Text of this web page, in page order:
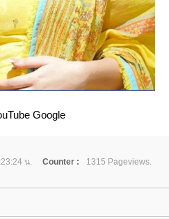
Google
น. Counter :
1315 Pageviews.